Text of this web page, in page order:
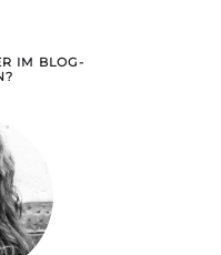
IM BLOG-